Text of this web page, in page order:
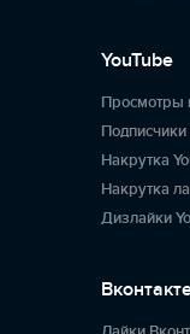
YouTube
Просмотры
Подписчики
Накрутка
Накрутка
Дизлайки